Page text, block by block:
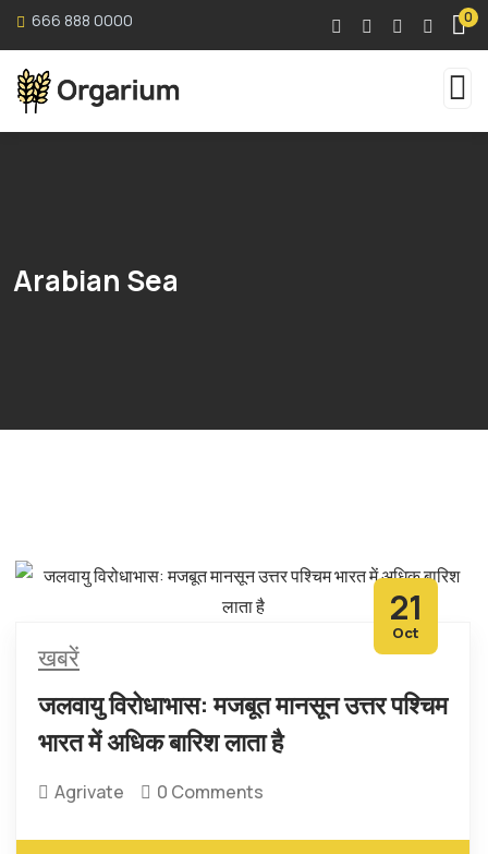
666 888 0000 0
Arabian Sea
21
Oct
खबरें
जलवायु विरोधाभास: मजबूत मानसून उत्तर पश्चिम
भारत में अधिक बारिश लाता है
Agrivate 0 Comments